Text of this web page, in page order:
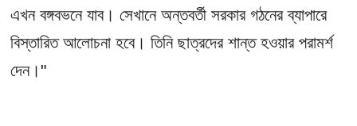
এখন বঙ্গবভনে যাব। সেখানে অন্তবর্তী সরকার গঠনের ব্যাপারে
বিস্তারিত আলোচনা হবে। তিনি ছাত্রদের শান্ত হওয়ার পরামর্শ
দেন।"